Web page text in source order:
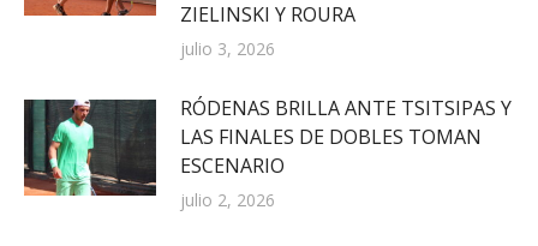
ZIELINSKI Y ROURA
julio 3, 2026
RÓDENAS BRILLA ANTE TSITSIPAS Y
LAS FINALES DE DOBLES TOMAN
ESCENARIO
julio 2, 2026